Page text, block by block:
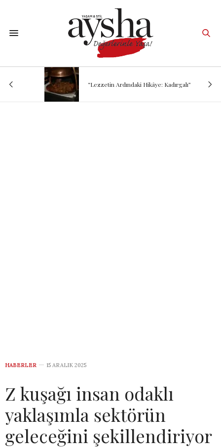
“Lezzetin Ardındaki Hikâye: Kadırgalı”
HABERLER 15 ARALIK 2025
Z kuşağı insan odaklı
yaklaşımla sektörün
geleceğini şekillendiriyor